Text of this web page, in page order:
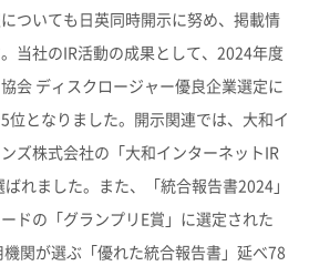
ついても日英同時開示に努め、掲載情
当社のIR活動の成果として、2024年度
会 ディスクロージャー優良企業選定に
位となりました。開示関連では、大和イ
ズ株式会社の「大和インターネットIR
れました。また、「統合報告書2024」
ドの「グランプリE賞」に選定された
関が選ぶ「優れた統合報告書」延べ78